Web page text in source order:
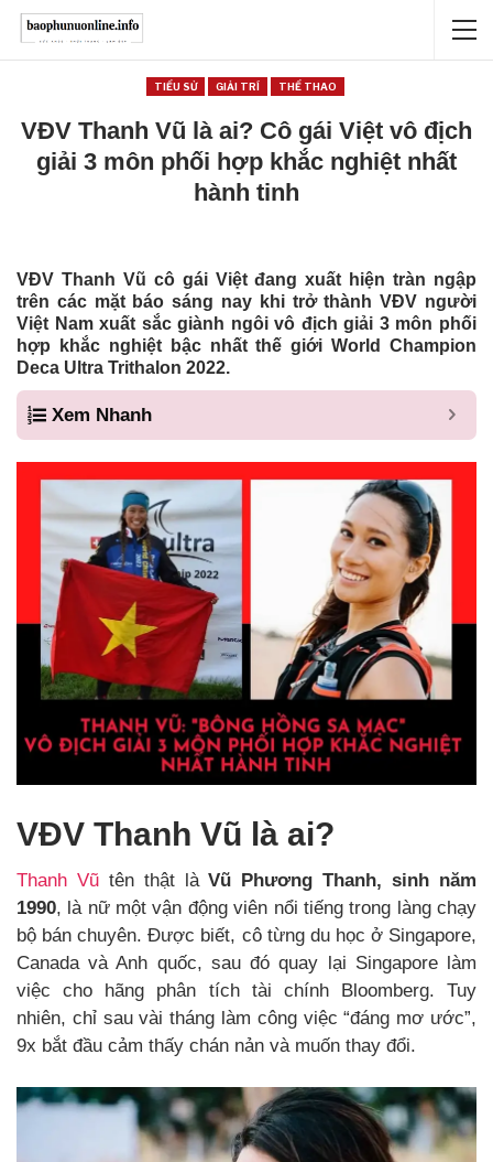
TIỂU SỬ GIẢI TRÍ THỂ THAO
VĐV Thanh Vũ là ai? Cô gái Việt vô địch
giải 3 môn phối hợp khắc nghiệt nhất
hành tinh
VĐV Thanh Vũ cô gái Việt đang xuất hiện tràn ngập
trên các mặt báo sáng nay khi trở thành VĐV người
Việt Nam xuất sắc giành ngôi vô địch giải 3 môn phối
hợp khắc nghiệt bậc nhất thế giới World Champion
Deca Ultra Trithalon 2022.
Xem Nhanh
VĐV Thanh Vũ là ai?
Thanh Vũtên thật làVũ Phương Thanh, sinh năm
1990, là nữ một vận động viên nổi tiếng trong làng chạy
bộ bán chuyên. Được biết, cô từng du học ở Singapore,
Canada và Anh quốc, sau đó quay lại Singapore làm
việc cho hãng phân tích tài chính Bloomberg. Tuy
nhiên, chỉ sau vài tháng làm công việc “đáng mơ ước”,
9x bắt đầu cảm thấy chán nản và muốn thay đổi.